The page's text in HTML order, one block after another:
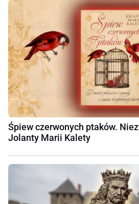
Śpiew czerwonych ptaków.
Jolanty Marii Kalety